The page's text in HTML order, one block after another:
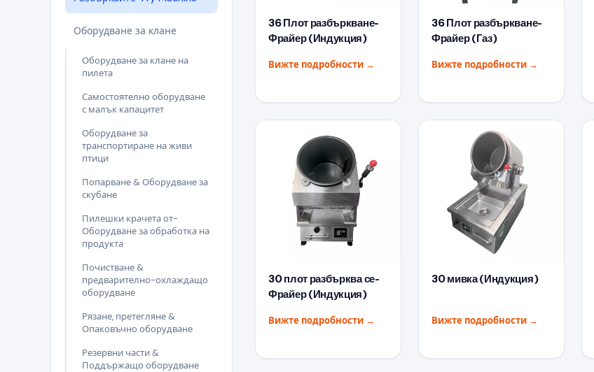
Оборудване за клане
Оборудване за клане на
пилета
Самостоятелно оборудване
с малък капацитет
Оборудване за
транспортиране на живи
птици
Попарване & Оборудване за
скубане
Пилешки крачета от-
Оборудване за обработка на
продукта
Почистване &
предварително-охлаждащо
оборудване
Рязане, претегляне &
Опаковъчно оборудване
Резервни части &
Поддържащо оборудване
36 Плот разбъркване-
Фрайер (Индукция)
Вижте подробности →
36 Плот разбъркване-
Фрайер (Газ)
Вижте подробности →
30 плот разбърква се-
Фрайер (Индукция)
Вижте подробности →
30 мивка (Индукция)
Вижте подробности →